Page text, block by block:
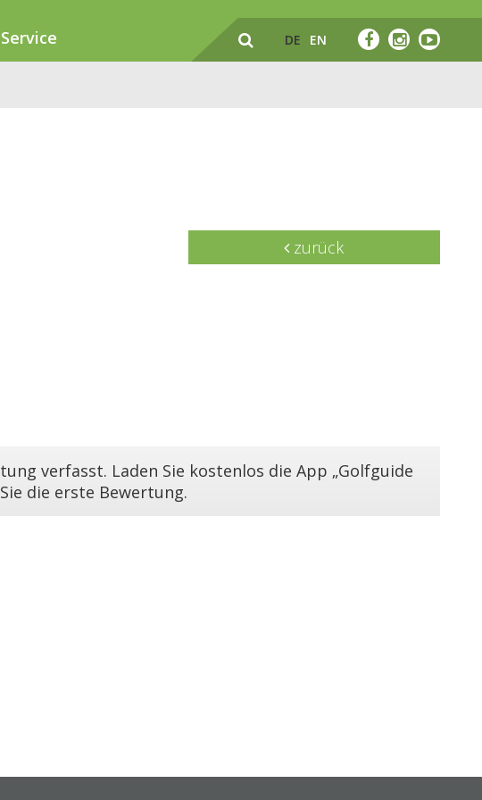
Service DE EN
zurück
verfasst. Laden Sie kostenlos die App „Golfguide
die erste Bewertung.